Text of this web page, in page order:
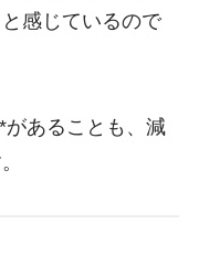
感じているので
があることも、減